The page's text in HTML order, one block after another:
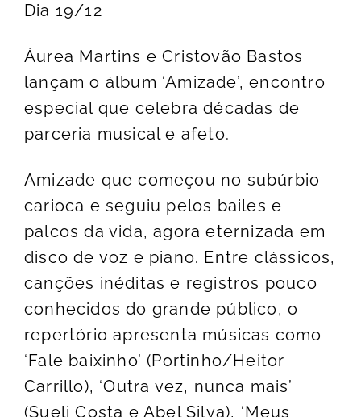
Dia 19/12
Áurea Martins e Cristovão Bastos
lançam o álbum ‘Amizade’, encontro
especial que celebra décadas de
parceria musical e afeto.
Amizade que começou no subúrbio
carioca e seguiu pelos bailes e
palcos da vida, agora eternizada em
disco de voz e piano. Entre clássicos,
canções inéditas e registros pouco
conhecidos do grande público, o
repertório apresenta músicas como
‘Fale baixinho’ (Portinho/Heitor
Carrillo), ‘Outra vez, nunca mais’
(Sueli Costa e Abel Silva), ‘Meus